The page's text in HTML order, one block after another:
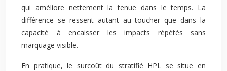
qui améliore nettement la tenue dans le temps. La
différence se ressent autant au toucher que dans la
capacité à encaisser les impacts répétés sans
marquage visible.
En pratique, le surcoût du stratifié HPL se situe en